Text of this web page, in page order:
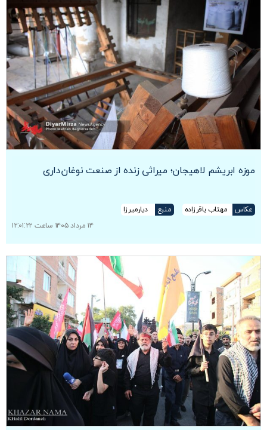
موزه ابریشم لاهیجان؛ میراثی زنده از صنعت نوغان‌داری
عکاس مهتاب باقرزاده منبع
دیارمیرزا
۱۴ مرداد ۱۴۰۵ ساعت ۱۲:۰۱:۲۲